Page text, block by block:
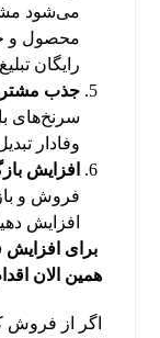
می‌شود
محصول و
رایگان
جذب
سرنخ‌های
وفادار
افزایش
فروش و
افزایش
برای
همین الان
اگر از